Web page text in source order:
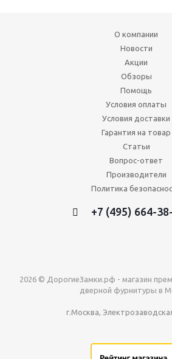
О компании
Новости
Акции
Обзоры
Помощь
Условия оплаты
Условия доставки
Гарантия на товар
Статьи
Вопрос-ответ
Производители
Политика
+7 (495) 664-
2026 © ДорогиеЗамки.рф - магазин
дверной фурнитуры в
г.Москва,